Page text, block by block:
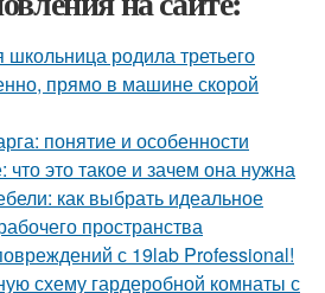
родила третьего
прямо в машине скорой
понятие и особенности
это такое и зачем она нужна
как выбрать идеальное
пространства
с 19lab Professional!
схему гардеробной комнаты с